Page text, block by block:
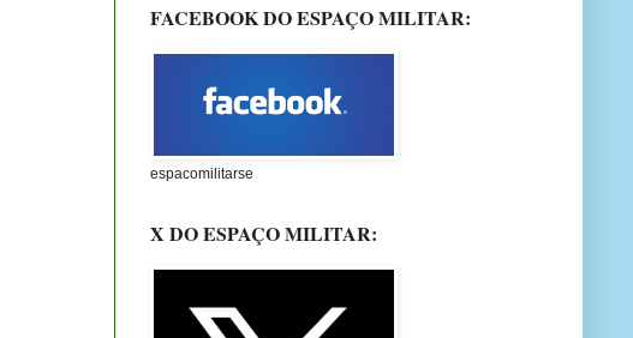
FACEBOOK DO ESPAÇO MILITAR:
espacomilitarse
X DO ESPAÇO MILITAR: